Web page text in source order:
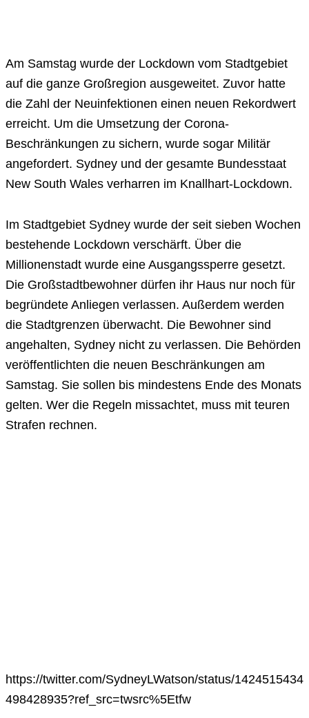
Am Samstag wurde der Lockdown vom Stadtgebiet
auf die ganze Großregion ausgeweitet. Zuvor hatte
die Zahl der Neuinfektionen einen neuen Rekordwert
erreicht. Um die Umsetzung der Corona-
Beschränkungen zu sichern, wurde sogar Militär
angefordert. Sydney und der gesamte Bundesstaat
New South Wales verharren im Knallhart-Lockdown.
Im Stadtgebiet Sydney wurde der seit sieben Wochen
bestehende Lockdown verschärft. Über die
Millionenstadt wurde eine Ausgangssperre gesetzt.
Die Großstadtbewohner dürfen ihr Haus nur noch für
begründete Anliegen verlassen. Außerdem werden
die Stadtgrenzen überwacht. Die Bewohner sind
angehalten, Sydney nicht zu verlassen. Die Behörden
veröffentlichten die neuen Beschränkungen am
Samstag. Sie sollen bis mindestens Ende des Monats
gelten. Wer die Regeln missachtet, muss mit teuren
Strafen rechnen.
https://twitter.com/SydneyLWatson/status/1424515434
498428935?ref_src=twsrc%5Etfw